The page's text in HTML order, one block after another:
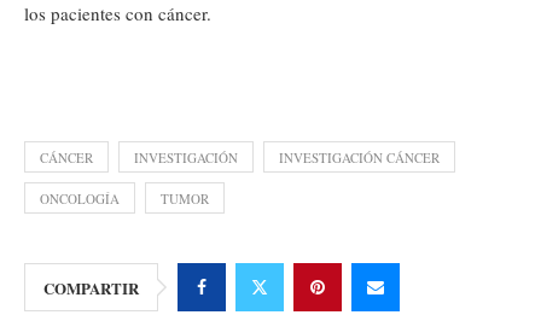
los pacientes con cáncer.
CÁNCER INVESTIGACIÓN INVESTIGACIÓN CÁNCER
ONCOLOGÍA TUMOR
COMPARTIR